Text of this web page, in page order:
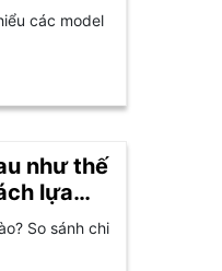
các model
như thế
lựa
So sánh chi